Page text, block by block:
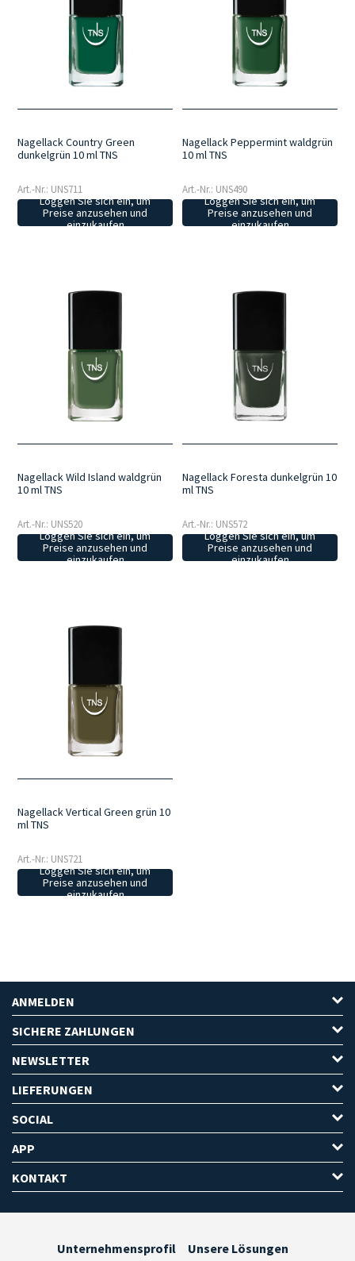
Nagellack Country Green
dunkelgrün 10 ml TNS
Art.-Nr.: UNS711
Loggen Sie sich ein, um
Preise anzusehen und
einzukaufen
Nagellack Peppermint waldgrün
10 ml TNS
Art.-Nr.: UNS490
Loggen Sie sich ein, um
Preise anzusehen und
einzukaufen
Nagellack Wild Island waldgrün
10 ml TNS
Art.-Nr.: UNS520
Loggen Sie sich ein, um
Preise anzusehen und
einzukaufen
Nagellack Foresta dunkelgrün 10
ml TNS
Art.-Nr.: UNS572
Loggen Sie sich ein, um
Preise anzusehen und
einzukaufen
Nagellack Vertical Green grün 10
ml TNS
Art.-Nr.: UNS721
Loggen Sie sich ein, um
Preise anzusehen und
einzukaufen
ANMELDEN
SICHERE ZAHLUNGEN
NEWSLETTER
LIEFERUNGEN
SOCIAL
APP
KONTAKT
Unternehmensprofil Unsere Lösungen